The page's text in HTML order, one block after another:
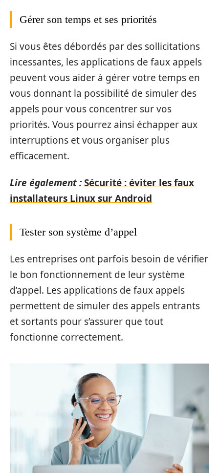
Gérer son temps et ses priorités
Si vous êtes débordés par des sollicitations
incessantes, les applications de faux appels
peuvent vous aider à gérer votre temps en
vous donnant la possibilité de simuler des
appels pour vous concentrer sur vos
priorités. Vous pourrez ainsi échapper aux
interruptions et vous organiser plus
efficacement.
Lire également :Sécurité : éviter les faux
installateurs Linux sur Android
Tester son système d’appel
Les entreprises ont parfois besoin de vérifier
le bon fonctionnement de leur système
d’appel. Les applications de faux appels
permettent de simuler des appels entrants
et sortants pour s’assurer que tout
fonctionne correctement.